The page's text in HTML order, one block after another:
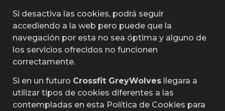
Si desactiva las cookies, podrá seguir
accediendo a la web pero puede que la
navegación por esta no sea óptima y alguno de
los servicios ofrecidos no funcionen
correctamente.
Si en un futuro Crossfit GreyWolves llegara a
utilizar tipos de cookies diferentes a las
contempladas en esta Política de Cookies para